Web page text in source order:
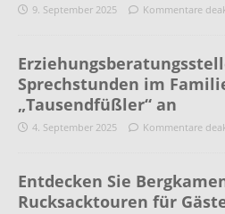
9. September 2025 Kommentare
Sprechstunden im
„Tausendfüßler“ an
4. September 2025 Kommentare
Entdecken Sie
Rucksacktouren für